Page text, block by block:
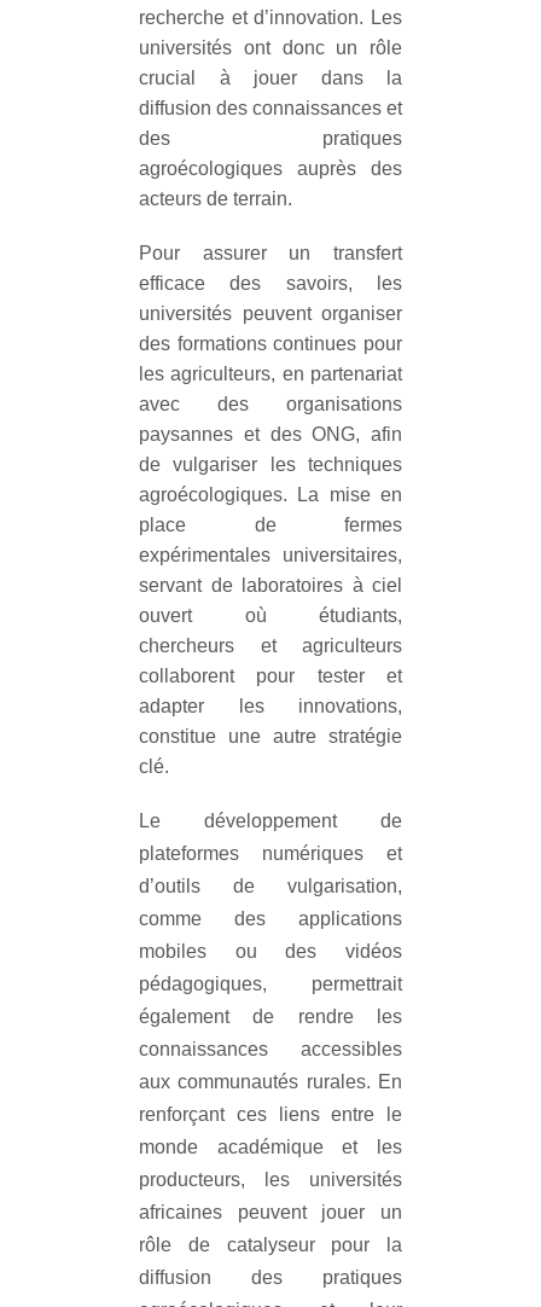
recherche et d’innovation. Les
universités ont donc un rôle
crucial à jouer dans la
diffusion des connaissances et
des pratiques
agroécologiques auprès des
acteurs de terrain.
Pour assurer un transfert
efficace des savoirs, les
universités peuvent organiser
des formations continues pour
les agriculteurs, en partenariat
avec des organisations
paysannes et des ONG, afin
de vulgariser les techniques
agroécologiques. La mise en
place de fermes
expérimentales universitaires,
servant de laboratoires à ciel
ouvert où étudiants,
chercheurs et agriculteurs
collaborent pour tester et
adapter les innovations,
constitue une autre stratégie
clé.
Le développement de
plateformes numériques et
d’outils de vulgarisation,
comme des applications
mobiles ou des vidéos
pédagogiques, permettrait
également de rendre les
connaissances accessibles
aux communautés rurales. En
renforçant ces liens entre le
monde académique et les
producteurs, les universités
africaines peuvent jouer un
rôle de catalyseur pour la
diffusion des pratiques